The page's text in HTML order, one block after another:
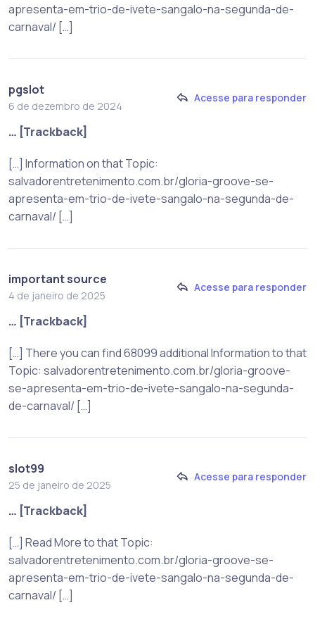
apresenta-em-trio-de-ivete-sangalo-na-segunda-de-
carnaval/ […]
pgslot
6 de dezembro de 2024
Acesse para responder
… [Trackback]
[…] Information on that Topic:
salvadorentretenimento.com.br/gloria-groove-se-
apresenta-em-trio-de-ivete-sangalo-na-segunda-de-
carnaval/ […]
important source
4 de janeiro de 2025
Acesse para responder
… [Trackback]
[…] There you can find 68099 additional Information to that
Topic: salvadorentretenimento.com.br/gloria-groove-
se-apresenta-em-trio-de-ivete-sangalo-na-segunda-
de-carnaval/ […]
slot99
25 de janeiro de 2025
Acesse para responder
… [Trackback]
[…] Read More to that Topic:
salvadorentretenimento.com.br/gloria-groove-se-
apresenta-em-trio-de-ivete-sangalo-na-segunda-de-
carnaval/ […]